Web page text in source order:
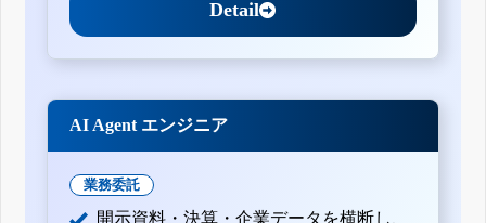
Detail
AI Agent エンジニア
業務委託
開示資料・決算・企業データを横断し、